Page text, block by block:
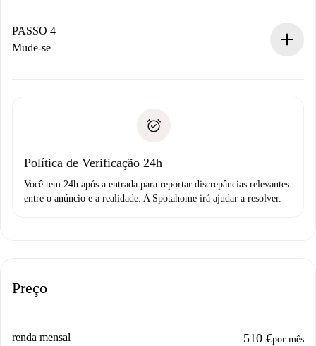
proprietário.
Se recusada: não cobraremos nada e ofereceremos
Débito direto bancário
PASSO 4
Mude-se
não comunicar nenhum problema.
Política de Verificação 24h
Você tem 24h após a entrada para reportar discrepâncias relevantes
entre o anúncio e a realidade. A Spotahome irá ajudar a resolver.
Preço
renda mensal 510 €por mês